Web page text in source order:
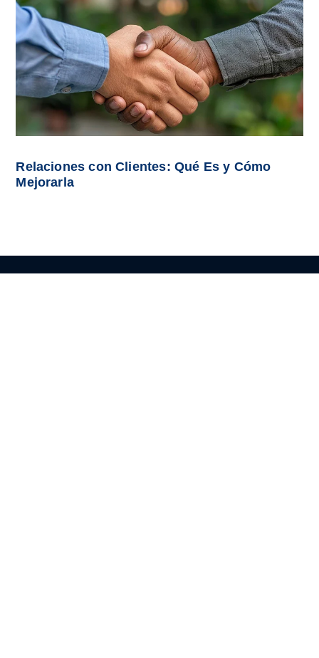
Relaciones con Clientes: Qué Es y Cómo
Mejorarla